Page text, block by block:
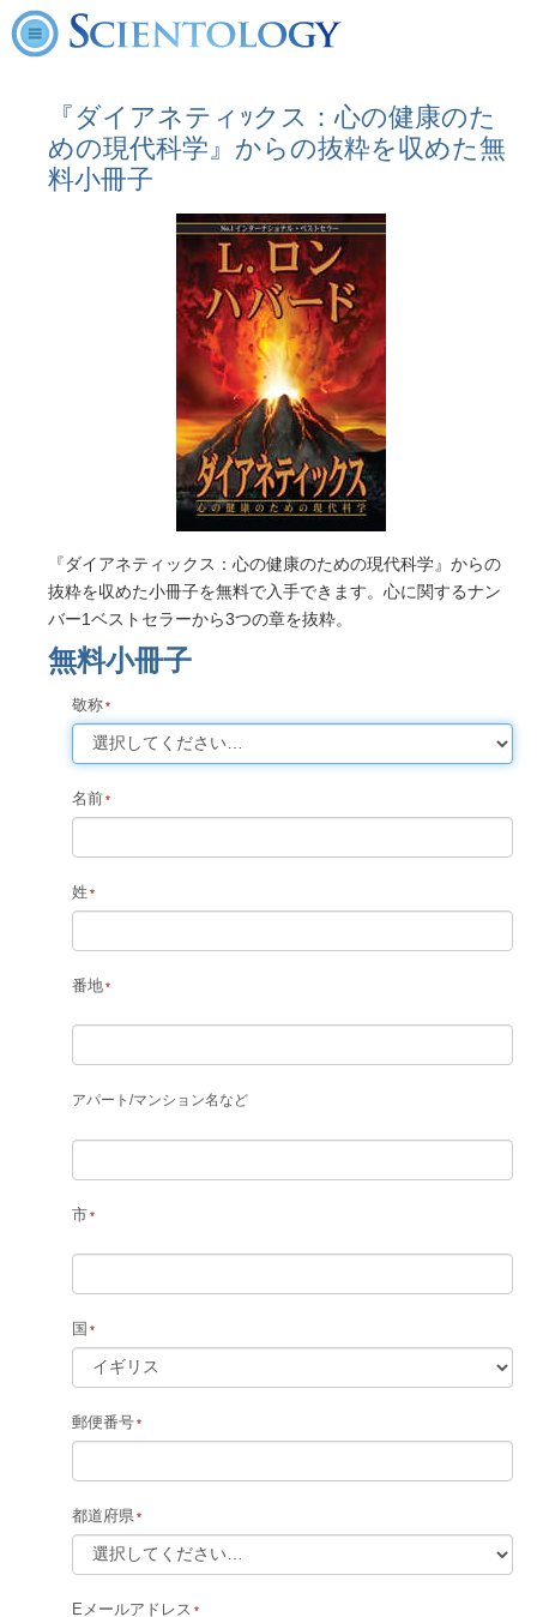
『ダイアネティｯクス：心の健康のた
めの現代科学』からの抜粋を収めた無
料小冊子
『ダイアネティックス：心の健康のための現代科学』からの
抜粋を収めた小冊子を無料で入手できます。心に関するナン
バー1ベストセラーから3つの章を抜粋。
無料小冊子
敬称
名前
姓
番地
アパート /マンション名など
市
国
郵便番号
都道府県
Eメールアドレス